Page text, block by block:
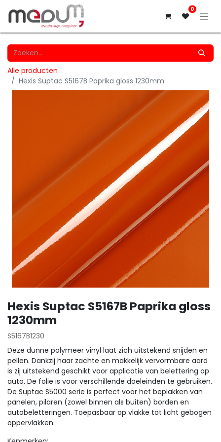
0
Alle producten
Hexis Suptac S5167B Paprika gloss 1230mm
Hexis Suptac S5167B Paprika gloss
1230mm
S5167B1230
Deze dunne polymeer vinyl laat zich uitstekend snijden en
pellen. Dankzij haar zachte en makkelijk vervormbare aard
is zij uitstekend geschikt voor applicatie van belettering op
auto. De folie is voor verschillende doeleinden te gebruiken.
De Suptac S5000 serie is perfect voor het beplakken van
panelen, pilaren (zowel binnen als buiten) borden en
autobeletteringen. Toepasbaar op vlakke tot licht gebogen
oppervlakken.